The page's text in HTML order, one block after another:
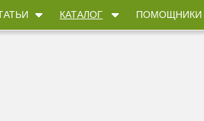
КАТАЛОГ ПОМОЩНИКИ